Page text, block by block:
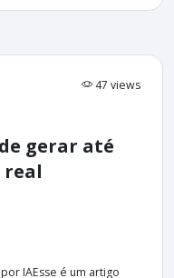
47 views
gerar até
real
IAEsse é um artigo